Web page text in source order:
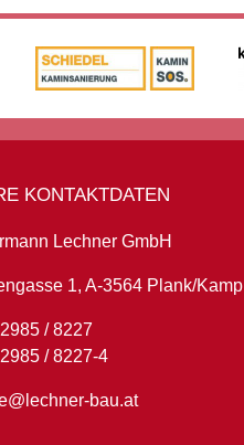
KONTAKTDATEN
Lechner GmbH
1, A-3564 Plank/Kamp
/ 8227
/ 8227-4
bau.at